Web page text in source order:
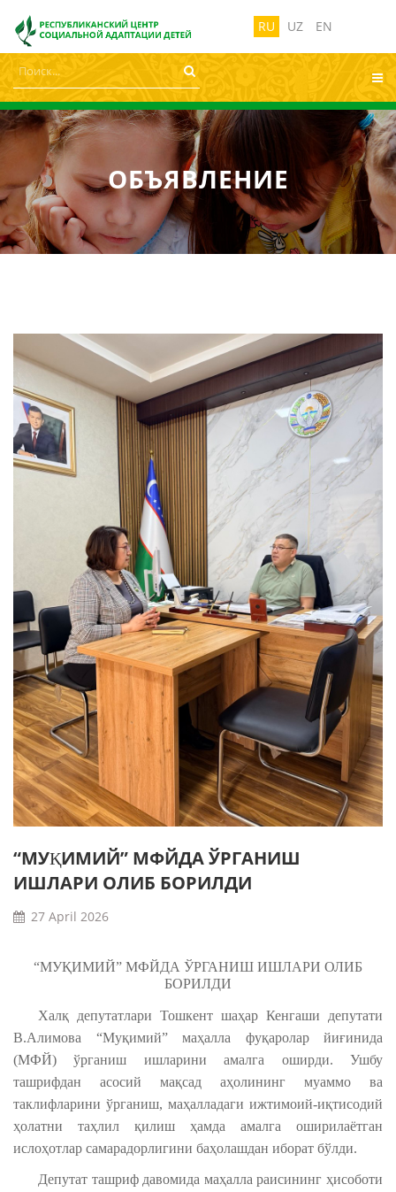
Вкл Изображения:Выкл
RU UZ EN
ОБЪЯВЛЕНИЕ
“МУҚИМИЙ” МФЙДА ЎРГАНИШ
ИШЛАРИ ОЛИБ БОРИЛДИ
27 April 2026
“МУҚИМИЙ” МФЙДА ЎРГАНИШ ИШЛАРИ ОЛИБ
БОРИЛДИ
Халқ депутатлари Тошкент шаҳар Кенгаши депутати
В.Алимова “Муқимий” маҳалла фуқаролар йиғинида
(МФЙ) ўрганиш ишларини амалга оширди. Ушбу
ташрифдан асосий мақсад аҳолининг муаммо ва
таклифларини ўрганиш, маҳалладаги ижтимоий-иқтисодий
ҳолатни таҳлил қилиш ҳамда амалга оширилаётган
ислоҳотлар самарадорлигини баҳолашдан иборат бўлди.
Депутат ташриф давомида маҳалла раисининг ҳисоботи